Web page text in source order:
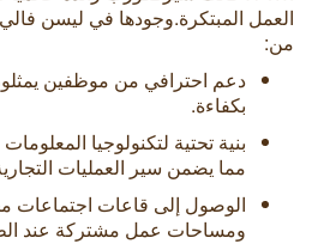
العمل المبتكرة.وجودها في ليسن
من:
دعم احترافي من موظفين
بكفاءة.
بنية تحتية لتكنولوجيا
مما يضمن سير العمليات
الوصول إلى قاعات اجتماعات
ومساحات عمل مشتركة عند